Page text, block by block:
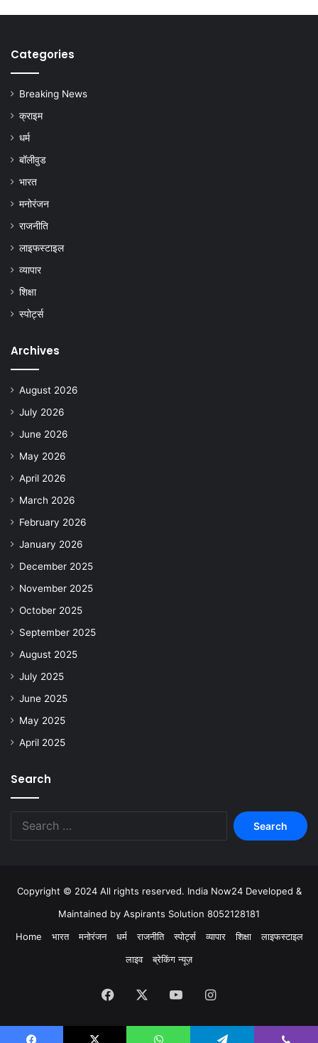
Categories
Breaking News
क्राइम
धर्म
बॉलीवुड
भारत
मनोरंजन
राजनीति
लाइफस्टाइल
व्यापार
शिक्षा
स्पोर्ट्स
Archives
August 2026
July 2026
June 2026
May 2026
April 2026
March 2026
February 2026
January 2026
December 2025
November 2025
October 2025
September 2025
August 2025
July 2025
June 2025
May 2025
April 2025
Search
Copyright © 2024 All rights reserved. India Now24 Developed &
Maintained by Aspirants Solution 8052128181
Home
भारत मनोरंजन धर्म राजनीति स्पोर्ट्स व्यापार शिक्षा
लाइफस्टाइल
लाइव
ब्रेकिंग न्यूज़